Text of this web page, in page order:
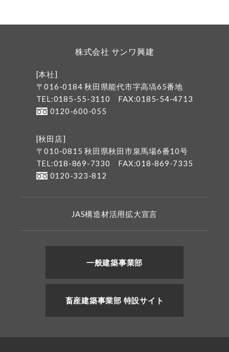
株式会社 サンワ興建
[本社]
〒016-0184 秋田県能代市字高塙65番地
TEL:0185-55-3110
FAX:0185-54-4713
0120-600-055
[秋田店]
〒010-0815 秋田県秋田市泉馬場6番10号
TEL:018-869-7330
FAX:018-869-7335
0120-323-812
JAS構造材活用拡大宣言
一般建築事業部
畜産建築事業部 特設サイト